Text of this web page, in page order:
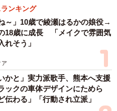
ンキング
～」10歳で綾瀬はるかの娘役→
18歳に成長 「メイクで雰囲気
れそう」
ア
かと」実力派歌手、熊本へ支援
ックの車体デザインにためら
わる」「行動され立派」